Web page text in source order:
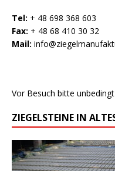
Tel: + 48 698 368 603
Fax: + 48 68 410 30 32
Mail:
Vor Besuch bitte
ZIEGELSTEINE IN